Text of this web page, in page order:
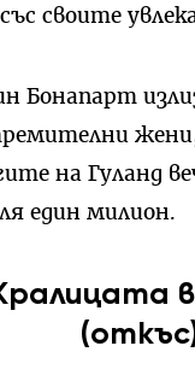
своите
Бонапарт
на Гуланд
един милион.